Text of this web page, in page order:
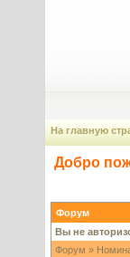
На главную
Добро
Форум
Вы не
Форум »